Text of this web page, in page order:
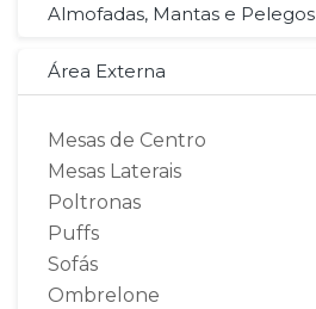
Almofadas, Mantas e Pelegos
Área Externa
Mesas de Centro
Mesas Laterais
Poltronas
Puffs
Sofás
Ombrelone